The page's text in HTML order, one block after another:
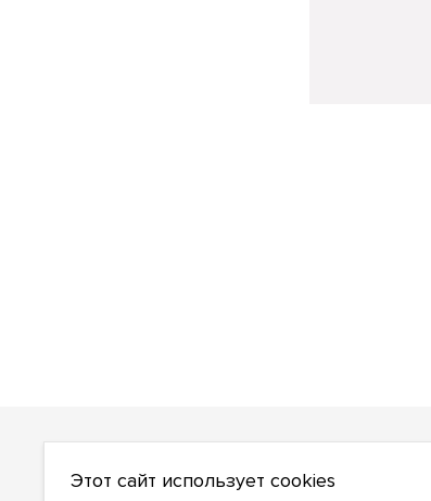
О НАС
О компании
Этот сайт использует cookies